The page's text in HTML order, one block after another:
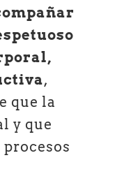
,
que la
y que